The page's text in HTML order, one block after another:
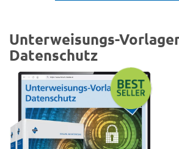
Unterweisungs-
Datenschutz